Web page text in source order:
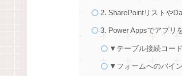
2. SharePointリストや
3. Power Appsでアプリ
▼テーブル接続コー
▼フォームへのバイ